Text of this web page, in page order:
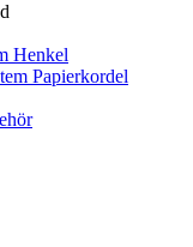
Henkel
Papierkordel